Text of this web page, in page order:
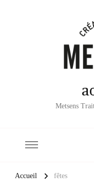
Metsens
Accueil fêtes